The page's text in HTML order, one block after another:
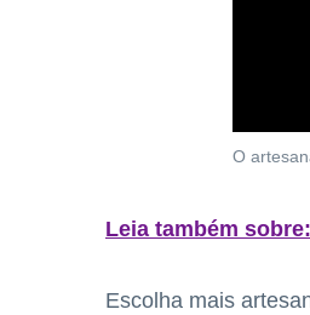
O
Leia também
Escolha mais